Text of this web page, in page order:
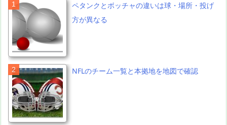
ペタンクとボッチャの違いは球・場所・投げ
方が異なる
NFLのチーム一覧と本拠地を地図で確認